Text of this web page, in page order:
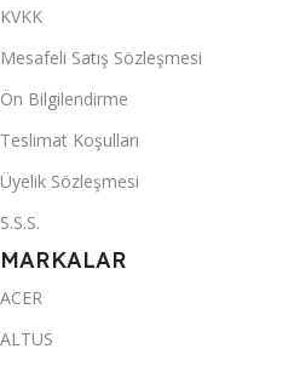
KVKK
Mesafeli Satış Sözleşmesi
Ön Bilgilendirme
Teslimat Koşulları
Üyelik Sözleşmesi
S.S.S.
MARKALAR
ACER
ALTUS